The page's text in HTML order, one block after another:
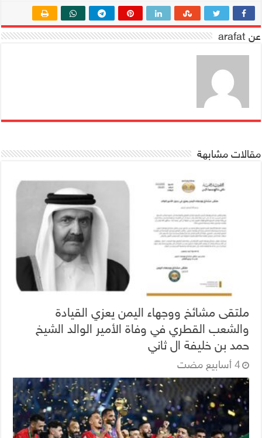
عن arafat
مقالات مشابهة
ملتقى مشائخ ووجهاء اليمن يعزي القيادة
والشعب القطري في وفاة الأمير الوالد الشيخ
حمد بن خليفة ال ثاني
‏4 أسابيع مضت